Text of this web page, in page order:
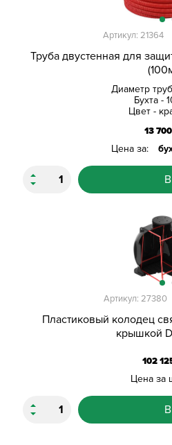
Труба двустенная для
Диаметр
Бухта -
Цвет -
Артикул: 21364
13 700
Цена за:
Пластиковый колодец
крышкой
Артикул: 27380
102
Цена за